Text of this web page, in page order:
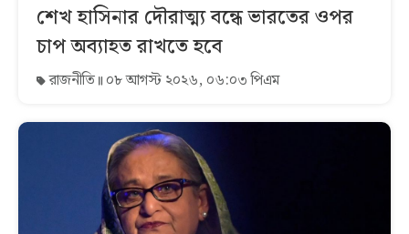
শেখ হাসিনার দৌরাত্ম্য বন্ধে ভারতের ওপর
চাপ অব্যাহত রাখতে হবে
রাজনীতি ০৮ আগস্ট ২০২৬, ০৬:০৩ পিএম